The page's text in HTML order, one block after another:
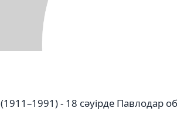
(1911–1991) - 18 сәуірде